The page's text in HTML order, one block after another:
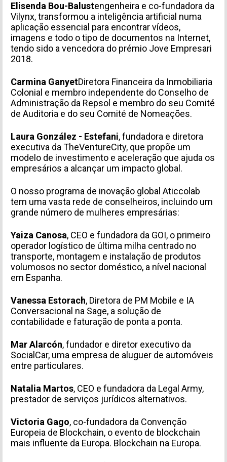
Elisenda Bou-Balustengenheira e co-fundadora da
Vilynx, transformou a inteligência artificial numa
aplicação essencial para encontrar vídeos,
imagens e todo o tipo de documentos na Internet,
tendo sido a vencedora do prémio Jove Empresari
2018.
Carmina GanyetDiretora Financeira da Inmobiliaria
Colonial e membro independente do Conselho de
Administração da Repsol e membro do seu Comité
de Auditoria e do seu Comité de Nomeações.
Laura González - Estefani, fundadora e diretora
executiva da TheVentureCity, que propõe um
modelo de investimento e aceleração que ajuda os
empresários a alcançar um impacto global.
O nosso programa de inovação global Aticcolab
tem uma vasta rede de conselheiros, incluindo um
grande número de mulheres empresárias:
Yaiza Canosa, CEO e fundadora da GOI, o primeiro
operador logístico de última milha centrado no
transporte, montagem e instalação de produtos
volumosos no sector doméstico, a nível nacional
em Espanha.
Vanessa Estorach, Diretora de PM Mobile e IA
Conversacional na Sage, a solução de
contabilidade e faturação de ponta a ponta.
Mar Alarcón, fundador e diretor executivo da
SocialCar, uma empresa de aluguer de automóveis
entre particulares.
Natalia Martos, CEO e fundadora da Legal Army,
prestador de serviços jurídicos alternativos.
Victoria Gago, co-fundadora da Convenção
Europeia de Blockchain, o evento de blockchain
mais influente da Europa. Blockchain na Europa.
Acepto recibir comunicaciones de Aticco
Acepto la